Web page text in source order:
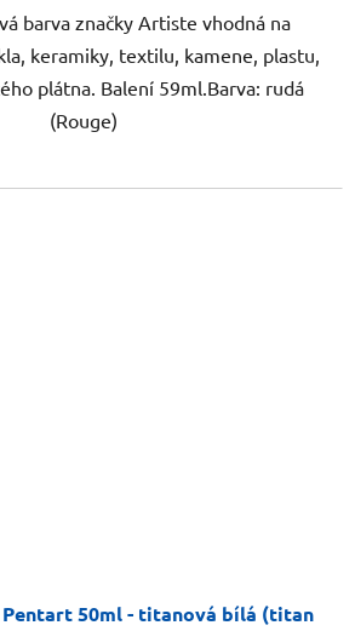
barva značky Artiste vhodná na
keramiky, textilu, kamene, plastu,
plátna. Balení 59ml.Barva: rudá
(Rouge)
50ml - titanová bílá (titan